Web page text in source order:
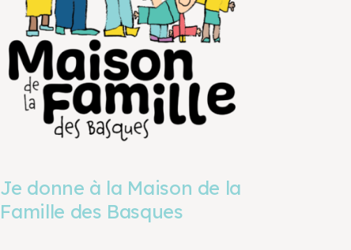
Je donne à la Maison de la
Famille des Basques